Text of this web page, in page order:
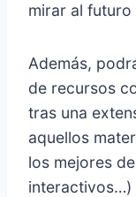
mirar al futuro
Además,
de recursos
tras una
aquellos
los mejores
interactivos…)